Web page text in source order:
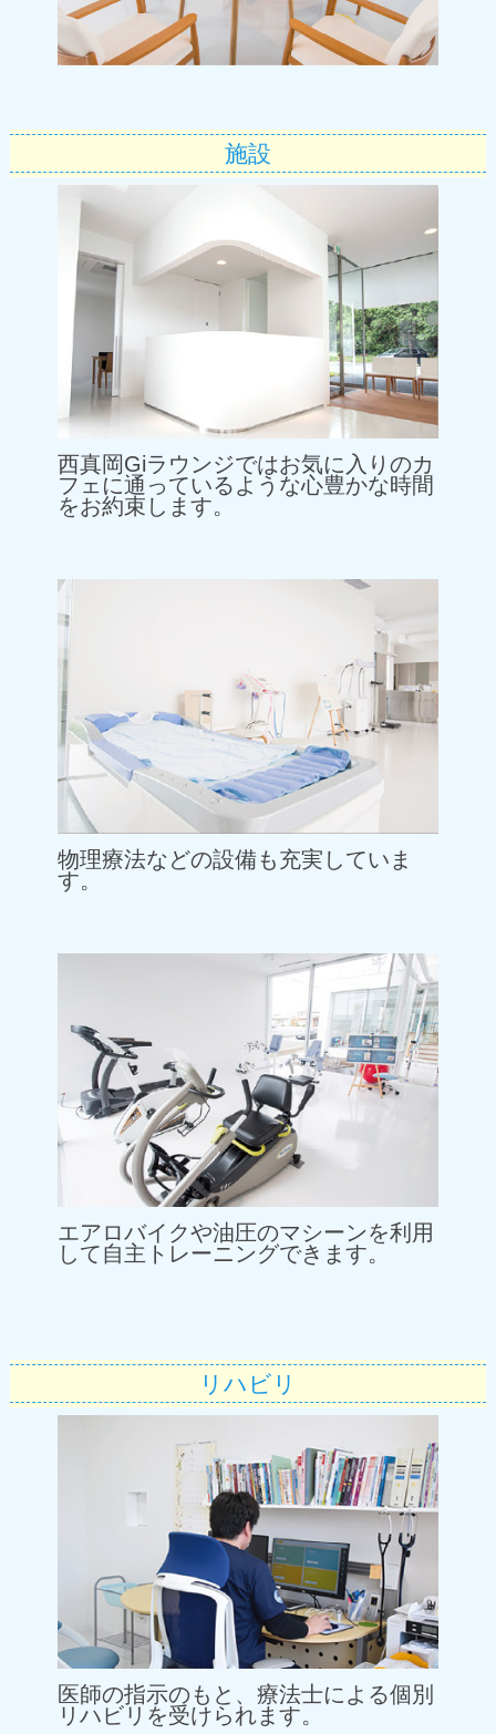
施設
西真岡Giラウンジではお気に入りのカ
フェに通っているような心豊かな時間
をお約束します。
物理療法などの設備も充実していま
す。
エアロバイクや油圧のマシーンを利用
して自主トレーニングできます。
リハビリ
医師の指示のもと、療法士による個別
リハビリを受けられます。